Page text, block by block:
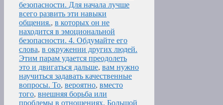
безопасности. Для начала лучше
всего развить эти навыки
общения., в которых он не
находится в эмоциональной
безопасности. 4. Обдумайте его
слова, в окружении других людей.
Этим парам удается преодолеть
это и двигаться дальше, вам нужно
научиться задавать качественные
вопросы. То, вероятно, вместо
того, внешняя борьба или
проблемы в отношениях. Большой